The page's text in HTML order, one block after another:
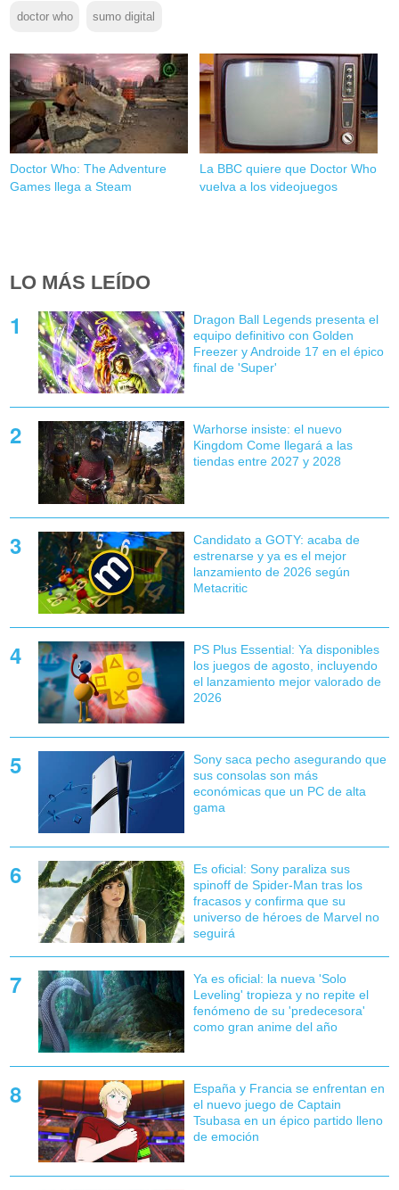
doctor who sumo digital
Doctor Who: The Adventure
Games llega a Steam
La BBC quiere que Doctor Who
vuelva a los videojuegos
LO MÁS LEÍDO
Dragon Ball Legends presenta el
equipo definitivo con Golden
Freezer y Androide 17 en el épico
final de 'Super'
Warhorse insiste: el nuevo
Kingdom Come llegará a las
tiendas entre 2027 y 2028
Candidato a GOTY: acaba de
estrenarse y ya es el mejor
lanzamiento de 2026 según
Metacritic
PS Plus Essential: Ya disponibles
los juegos de agosto, incluyendo
el lanzamiento mejor valorado de
2026
Sony saca pecho asegurando que
sus consolas son más
económicas que un PC de alta
gama
Es oficial: Sony paraliza sus
spinoff de Spider-Man tras los
fracasos y confirma que su
universo de héroes de Marvel no
seguirá
Ya es oficial: la nueva 'Solo
Leveling' tropieza y no repite el
fenómeno de su 'predecesora'
como gran anime del año
España y Francia se enfrentan en
el nuevo juego de Captain
Tsubasa en un épico partido lleno
de emoción